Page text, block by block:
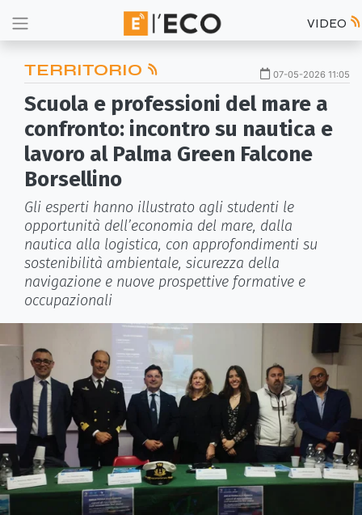
VIDEO
TERRITORIO 07-05-2026 11:05
Scuola e professioni del mare a
confronto: incontro su nautica e
lavoro al Palma Green Falcone
Borsellino
Gli esperti hanno illustrato agli studenti le
opportunità dell’economia del mare, dalla
nautica alla logistica, con approfondimenti su
sostenibilità ambientale, sicurezza della
navigazione e nuove prospettive formative e
occupazionali